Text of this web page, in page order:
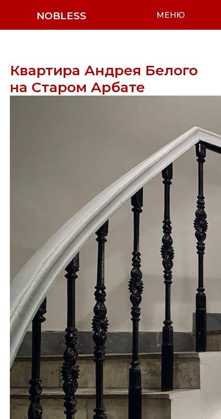
NOBLESS МЕНЮ
Квартира Андрея Белого
на Старом Арбате